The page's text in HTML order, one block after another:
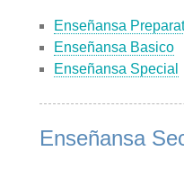
Enseñansa
Enseñansa Basico
Enseñansa Special
Enseñansa